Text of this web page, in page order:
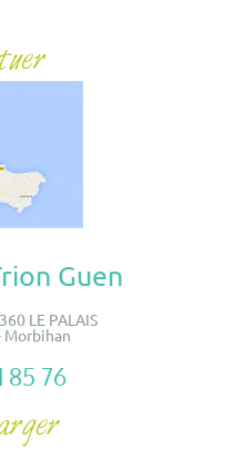
Guen
LE PALAIS
Morbihan
85 76